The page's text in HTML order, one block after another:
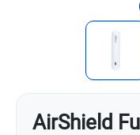
AirShield